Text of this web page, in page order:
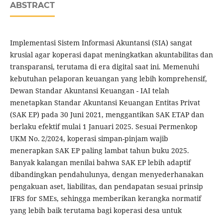
ABSTRACT
Implementasi Sistem Informasi Akuntansi (SIA) sangat
krusial agar koperasi dapat meningkatkan akuntabilitas dan
transparansi, terutama di era digital saat ini. Memenuhi
kebutuhan pelaporan keuangan yang lebih komprehensif,
Dewan Standar Akuntansi Keuangan - IAI telah
menetapkan Standar Akuntansi Keuangan Entitas Privat
(SAK EP) pada 30 Juni 2021, menggantikan SAK ETAP dan
berlaku efektif mulai 1 Januari 2025. Sesuai Permenkop
UKM No. 2/2024, koperasi simpan-pinjam wajib
menerapkan SAK EP paling lambat tahun buku 2025.
Banyak kalangan menilai bahwa SAK EP lebih adaptif
dibandingkan pendahulunya, dengan menyederhanakan
pengakuan aset, liabilitas, dan pendapatan sesuai prinsip
IFRS for SMEs, sehingga memberikan kerangka normatif
yang lebih baik terutama bagi koperasi desa untuk